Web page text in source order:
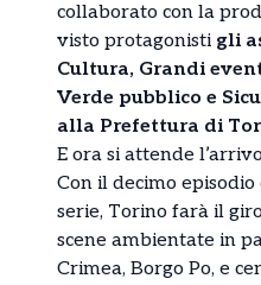
collaborato con la
visto protagonisti gli
Cultura, Grandi
Verde pubblico e
alla Prefettura di
E ora si attende
Con il decimo
serie, Torino farà il
scene ambientate in
Crimea, Borgo Po, e